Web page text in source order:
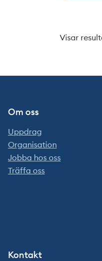
Visar
Om oss
Uppdrag
Organisation
Jobba hos oss
Träffa oss
Kontakt